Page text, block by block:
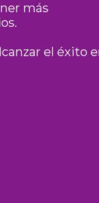
más
el éxito